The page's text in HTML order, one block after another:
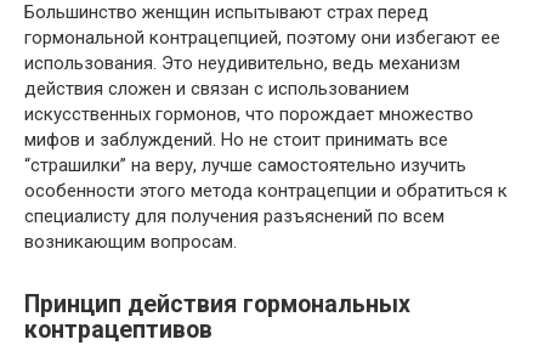
Большинство женщин испытывают страх перед
гормональной контрацепцией, поэтому они избегают ее
использования. Это неудивительно, ведь механизм
действия сложен и связан с использованием
искусственных гормонов, что порождает множество
мифов и заблуждений. Но не стоит принимать все
“страшилки” на веру, лучше самостоятельно изучить
особенности этого метода контрацепции и обратиться к
специалисту для получения разъяснений по всем
возникающим вопросам.
Принцип действия гормональных
контрацептивов